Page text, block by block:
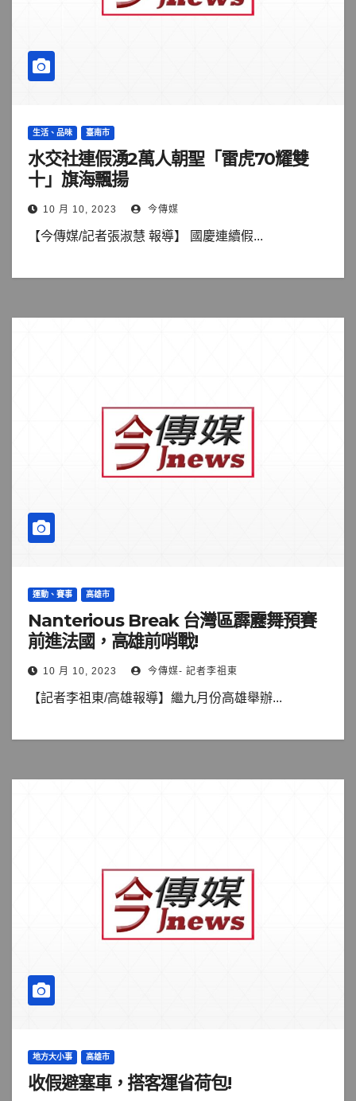
生活、品味 臺南市
水交社連假湧2萬人朝聖「雷虎70耀雙
十」旗海飄揚
10 月 10, 2023 今傳媒
【今傳媒/記者張淑慧 報導】 國慶連續假...
運動、賽事 高雄市
Nanterious Break 台灣區霹靂舞預賽
前進法國，高雄前哨戰!
10 月 10, 2023 今傳媒- 記者李祖東
【記者李祖東/高雄報導】繼九月份高雄舉辦...
地方大小事 高雄市
收假避塞車，搭客運省荷包!